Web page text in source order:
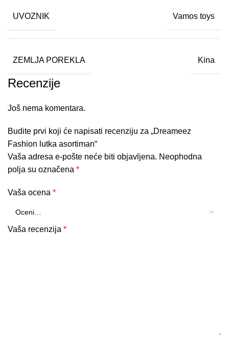
UVOZNIK Vamos toys
ZEMLJA POREKLA Kina
Recenzije
Još nema komentara.
Budite prvi koji će napisati recenziju za „Dreameez
Fashion lutka asortiman“
Vaša adresa e-pošte neće biti objavljena. Neophodna
polja su označena*
Vaša ocena*
Vaša recenzija*